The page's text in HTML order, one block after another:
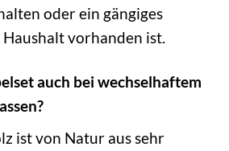
oder ein gängiges
vorhanden ist.
auch bei wechselhaftem
ist von Natur aus sehr